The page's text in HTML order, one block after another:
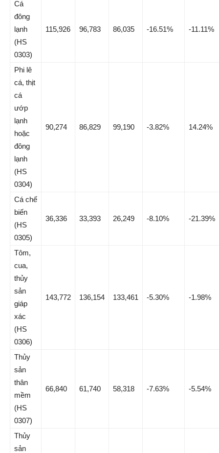
Cá
đông
lạnh
(HS
0303)
115,926 96,783 86,035 -16.51% -11.11%
Phi lê
cá, thịt
cá
ướp
lạnh
hoặc
đông
lạnh
(HS
0304)
90,274 86,829 99,190 -3.82% 14.24%
Cá chế
biến
(HS
0305)
36,336 33,393 26,249 -8.10% -21.39%
Tôm,
cua,
thủy
sản
giáp
xác
(HS
0306)
143,772 136,154 133,461 -5.30% -1.98%
Thủy
sản
thân
mềm
(HS
0307)
66,840 61,740 58,318 -7.63% -5.54%
Thủy
sản